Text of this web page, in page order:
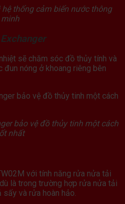
thống cảm biến nước thông
minh
sẽ chăm sóc đồ thủy tính và
nóng ở khoang riêng bên
bảo vệ đồ thủy tinh một cách
nhất
với tính năng rửa nửa tải
là trong trường hợp rửa nửa tải
sấy và rửa hoàn hảo.